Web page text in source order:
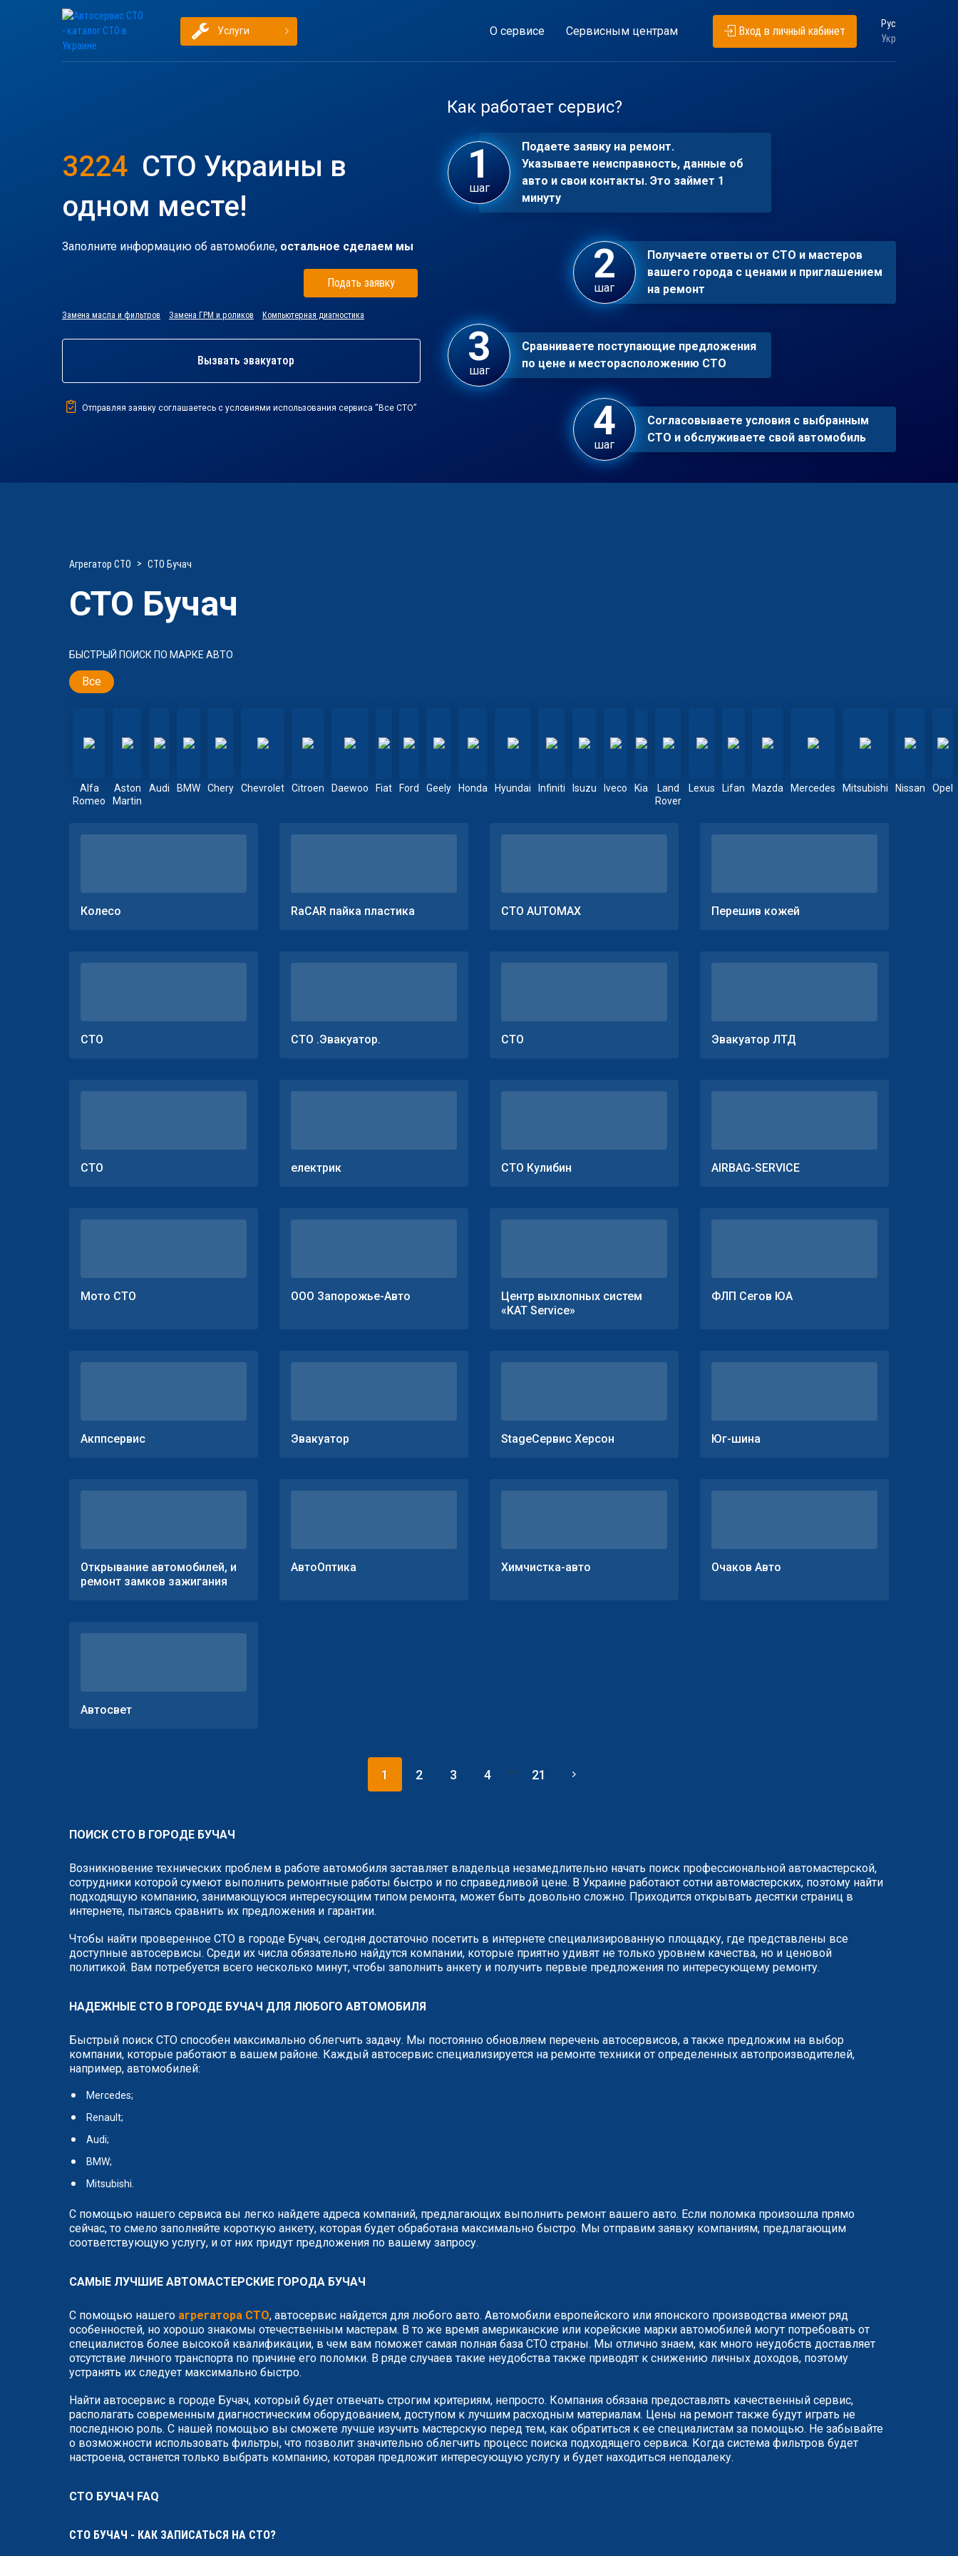
Услуги О сервисе Сервисным центрам Вход в личный кабинет
Рус
Укр
3224 СТО Украины в
одном месте!
Заполните информацию об автомобиле, остальное сделаем мы
Подать заявку
Замена масла и фильтров Замена ГРМ и роликов Компьютерная диагностика
Вызвать эвакуатор
Отправляя заявку соглашаетесь с условиями использования сервиса “Все СТО”
Как работает сервис?
шаг
Подаете заявку на ремонт.
Указываете неисправность, данные об
авто и свои контакты. Это займет 1
минуту
шаг
Получаете ответы от СТО и мастеров
вашего города с ценами и приглашением
на ремонт
шаг
Сравниваете поступающие предложения
по цене и месторасположению СТО
шаг
Согласовываете условия с выбранным
СТО и обслуживаете свой автомобиль
Агрегатор СТО СТО Бучач
СТО Бучач
БЫСТРЫЙ ПОИСК ПО МАРКЕ АВТО
Все
Alfa
Romeo
Aston
Martin
Audi BMW Chery Chevrolet Citroen Daewoo Fiat Ford Geely Honda Hyundai Infiniti Isuzu Iveco Kia
Land
Rover
Lexus Lifan Mazda Mercedes Mitsubishi Nissan Opel
Колесо RaCAR пайка пластика СТО AUTOMAX Перешив кожей
СТО СТО .Эвакуатор. СТО Эвакуатор ЛТД
СТО електрик СТО Кулибин AIRBAG-SERVICE
Мото СТО ООО Запорожье-Авто
Центр выхлопных систем
«KAT Service»
ФЛП Сегов ЮА
Акппсервис Эвакуатор StageСервис Херсон Юг-шина
Открывание автомобилей, и
ремонт замков зажигания
АвтоОптика Химчистка-авто Очаков Авто
Автосвет
1 2 3 4 ... 21
ПОИСК СТО В ГОРОДЕ БУЧАЧ
Возникновение технических проблем в работе автомобиля заставляет владельца незамедлительно начать поиск профессиональной автомастерской,
сотрудники которой сумеют выполнить ремонтные работы быстро и по справедливой цене. В Украине работают сотни автомастерских, поэтому найти
подходящую компанию, занимающуюся интересующим типом ремонта, может быть довольно сложно. Приходится открывать десятки страниц в
интернете, пытаясь сравнить их предложения и гарантии.
Чтобы найти проверенное СТО в городе Бучач, сегодня достаточно посетить в интернете специализированную площадку, где представлены все
доступные автосервисы. Среди их числа обязательно найдутся компании, которые приятно удивят не только уровнем качества, но и ценовой
политикой. Вам потребуется всего несколько минут, чтобы заполнить анкету и получить первые предложения по интересующему ремонту.
НАДЕЖНЫЕ СТО В ГОРОДЕ БУЧАЧ ДЛЯ ЛЮБОГО АВТОМОБИЛЯ
Быстрый поиск СТО способен максимально облегчить задачу. Мы постоянно обновляем перечень автосервисов, а также предложим на выбор
компании, которые работают в вашем районе. Каждый автосервис специализируется на ремонте техники от определенных автопроизводителей,
например, автомобилей:
Mercedes;
Renault;
Audi;
BMW;
Mitsubishi.
С помощью нашего сервиса вы легко найдете адреса компаний, предлагающих выполнить ремонт вашего авто. Если поломка произошла прямо
сейчас, то смело заполняйте короткую анкету, которая будет обработана максимально быстро. Мы отправим заявку компаниям, предлагающим
соответствующую услугу, и от них придут предложения по вашему запросу.
САМЫЕ ЛУЧШИЕ АВТОМАСТЕРСКИЕ ГОРОДА БУЧАЧ
С помощью нашего агрегатора СТО, автосервис найдется для любого авто. Автомобили европейского или японского производства имеют ряд
особенностей, но хорошо знакомы отечественным мастерам. В то же время американские или корейские марки автомобилей могут потребовать от
специалистов более высокой квалификации, в чем вам поможет самая полная база СТО страны. Мы отлично знаем, как много неудобств доставляет
отсутствие личного транспорта по причине его поломки. В ряде случаев такие неудобства также приводят к снижению личных доходов, поэтому
устранять их следует максимально быстро.
Найти автосервис в городе Бучач, который будет отвечать строгим критериям, непросто. Компания обязана предоставлять качественный сервис,
располагать современным диагностическим оборудованием, доступом к лучшим расходным материалам. Цены на ремонт также будут играть не
последнюю роль. С нашей помощью вы сможете лучше изучить мастерскую перед тем, как обратиться к ее специалистам за помощью. Не забывайте
о возможности использовать фильтры, что позволит значительно облегчить процесс поиска подходящего сервиса. Когда система фильтров будет
настроена, останется только выбрать компанию, которая предложит интересующую услугу и будет находиться неподалеку.
СТО БУЧАЧ FAQ
СТО БУЧАЧ - КАК ЗАПИСАТЬСЯ НА СТО?